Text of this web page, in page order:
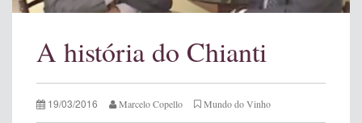
A história do Chianti
19/03/2016 Marcelo Copello Mundo do Vinho